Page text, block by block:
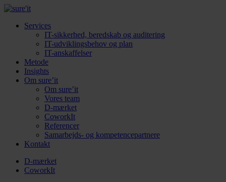
Services
IT-sikkerhed, beredskab og auditering
IT-udviklingsbehov og plan
IT-anskaffelser
Metode
Insights
Om sure’it
Om sure’it
Vores team
D-mærket
CoworkIt
Referencer
Samarbejds- og kompetencepartnere
Kontakt
D-mærket
CoworkIt